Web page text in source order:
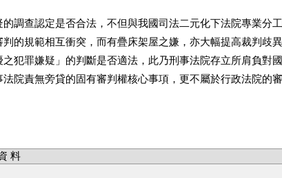
調查認定是否合法，不但與我國司法二元化下法院專業分
的規範相互衝突，而有疊床架屋之嫌，亦大幅提高裁判歧異
犯罪嫌疑」的判斷是否適法，此乃刑事法院存立所肩負對
院責無旁貸的固有審判權核心事項，更不屬於行政法院的
料